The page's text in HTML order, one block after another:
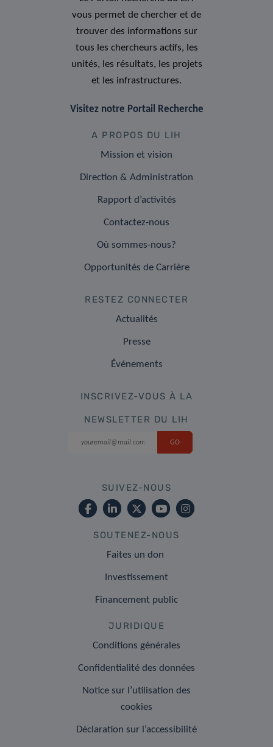
vous permet de chercher et de
trouver des informations sur
tous les chercheurs actifs, les
unités, les résultats, les projets
et les infrastructures.
Visitez notre Portail Recherche
A PROPOS DU LIH
Mission et vision
Direction & Administration
Rapport d’activités
Contactez-nous
Où sommes-nous?
Opportunités de Carrière
RESTEZ CONNECTER
Actualités
Presse
Événements
INSCRIVEZ-VOUS À LA
NEWSLETTER DU LIH
SUIVEZ-NOUS
SOUTENEZ-NOUS
Faites un don
Investissement
Financement public
JURIDIQUE
Conditions générales
Confidentialité des données
Notice sur l’utilisation des
cookies
Déclaration sur l’accessibilité